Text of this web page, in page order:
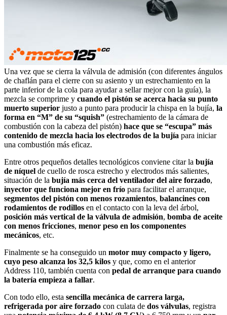
Una vez que se cierra la válvula de admisión (con diferentes ángulos
de chaflán para el cierre con su asiento y un estrechamiento en la
parte inferior de la cola para ayudar a sellar mejor con la guía), la
mezcla se comprime y cuando el pistón se acerca hacia su punto
muerto superior justo a punto para producir la chispa en la bujía, la
forma en “M” de su “squish” (estrechamiento de la cámara de
combustión con la cabeza del pistón) hace que se “escupa” más
contenido de mezcla hacia los electrodos de la bujía para iniciar
una combustión más eficaz.
Entre otros pequeños detalles tecnológicos conviene citar la bujía
de níquel de cuello de rosca estrecho y electrodos más salientes,
situación de la bujía más cerca del ventilador del aire forzado,
inyector que funciona mejor en frío para facilitar el arranque,
segmentos del pistón con menos rozamientos, balancines con
rodamientos de rodillos en el contacto con la leva del árbol,
posición más vertical de la válvula de admisión, bomba de aceite
con menos fricciones, menor peso en los componentes
mecánicos, etc.
Finalmente se ha conseguido un motor muy compacto y ligero,
cuyo peso alcanza los 32,5 kilos y que, como en el anterior
Address 110, también cuenta con pedal de arranque para cuando
la batería empieza a fallar.
Con todo ello, esta sencilla mecánica de carrera larga,
refrigerada por aire forzado con culata de dos válvulas, registra